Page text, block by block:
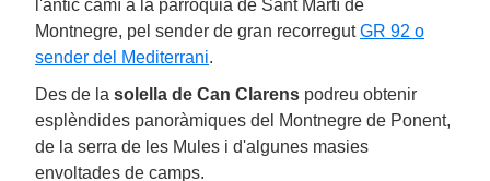
l'antic camí a la parròquia de Sant Martí de
Montnegre, pel sender de gran recorregutGR 92 o
sender del Mediterrani.
Des de la solella de Can Clarens podreu obtenir
esplèndides panoràmiques del Montnegre de Ponent,
de la serra de les Mules i d'algunes masies
envoltades de camps.